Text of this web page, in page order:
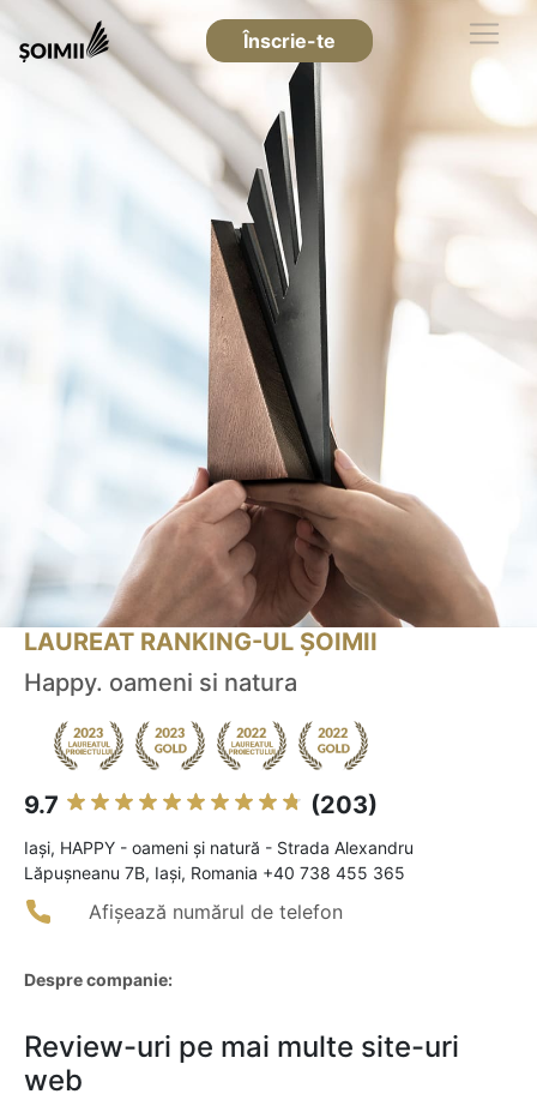
Înscrie-te
LAUREAT RANKING-UL ȘOIMII
Happy. oameni si natura
9.7 (203)
Iaşi, HAPPY - oameni și natură - Strada Alexandru
Lăpușneanu 7B, Iași, Romania +40 738 455 365
Afișează numărul de telefon
Despre companie:
Review-uri pe mai multe site-uri
web